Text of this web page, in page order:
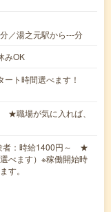
／湯之元駅から---分
みOK
ト時間選べます！
職場が気に入れば、
者：時給1400円～ ★
べます）※稼働開始時
す。